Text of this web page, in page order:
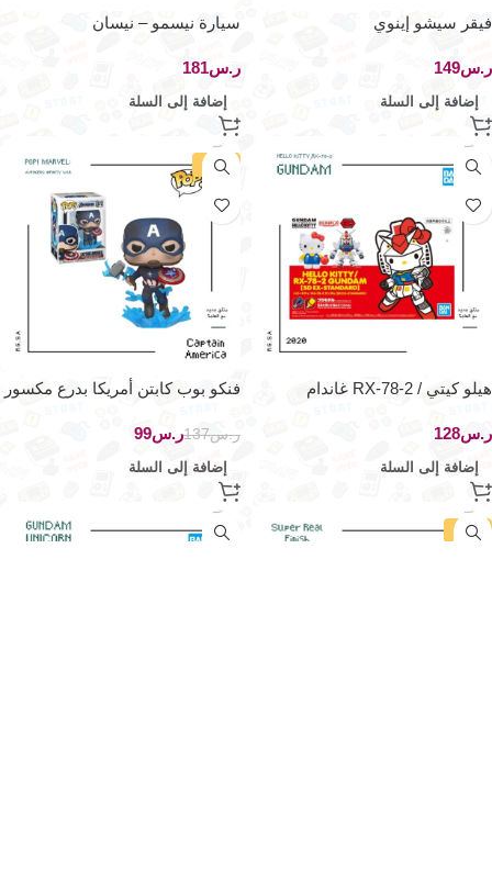
فيقر سيشو إينوي
ر.س
إضافة إلى السلة
سيارة نيسمو – نيسان
ر.س
إضافة إلى السلة
هيلو كيتي / RX-78-2 غاندام
ر.س
إضافة إلى السلة
-28%
فنكو بوب كابتن أمريكا بدرع مكسور
ر.س137ر.س99
إضافة إلى السلة
-42%